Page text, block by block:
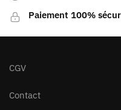
Paiement 100%
CGV
Contact